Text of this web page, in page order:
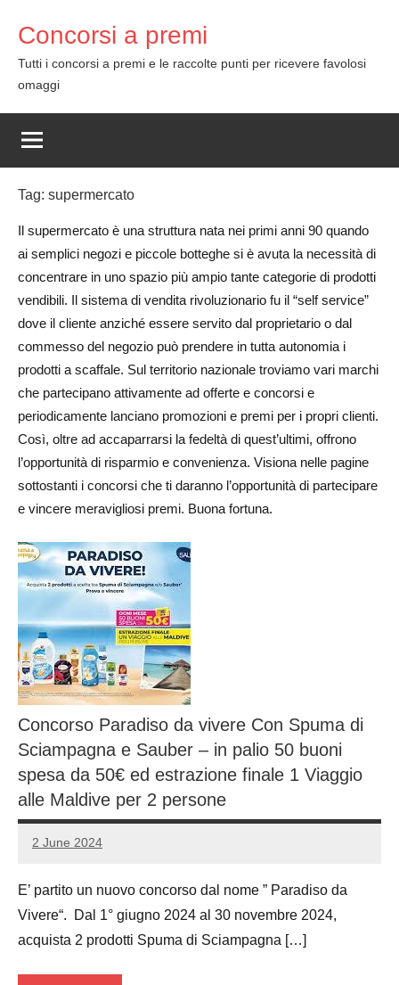
content
Concorsi a premi
Tutti i concorsi a premi e le raccolte punti per ricevere favolosi
omaggi
Tag: supermercato
Il supermercato è una struttura nata nei primi anni 90 quando
ai semplici negozi e piccole botteghe si è avuta la necessità di
concentrare in uno spazio più ampio tante categorie di prodotti
vendibili. Il sistema di vendita rivoluzionario fu il “self service”
dove il cliente anziché essere servito dal proprietario o dal
commesso del negozio può prendere in tutta autonomia i
prodotti a scaffale. Sul territorio nazionale troviamo vari marchi
che partecipano attivamente ad offerte e concorsi e
periodicamente lanciano promozioni e premi per i propri clienti.
Così, oltre ad accaparrarsi la fedeltà di quest’ultimi, offrono
l’opportunità di risparmio e convenienza. Visiona nelle pagine
sottostanti i concorsi che ti daranno l’opportunità di partecipare
e vincere meravigliosi premi. Buona fortuna.
Concorso Paradiso da vivere Con Spuma di
Sciampagna e Sauber – in palio 50 buoni
spesa da 50€ ed estrazione finale 1 Viaggio
alle Maldive per 2 persone
2 June 2024
Luca
No
E’ partito un nuovo concorso dal nome ” Paradiso da
Vivere“. Dal 1° giugno 2024 al 30 novembre 2024,
acquista 2 prodotti Spuma di Sciampagna […]